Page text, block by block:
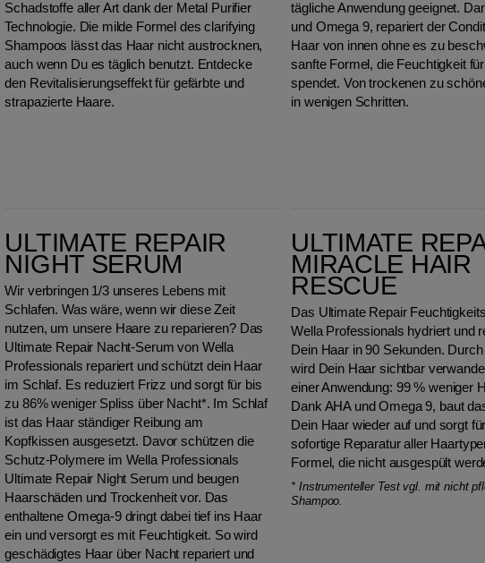
Schadstoffe aller Art dank der Metal Purifier
Technologie. Die milde Formel des clarifying
Shampoos lässt das Haar nicht austrocknen,
auch wenn Du es täglich benutzt. Entdecke
den Revitalisierungseffekt für gefärbte und
strapazierte Haare.
tägliche Anwendung geeignet.
und Omega 9, repariert der
Haar von innen ohne es zu
sanfte Formel, die Feuchtigkeit
spendet. Von trockenen zu
in wenigen Schritten.
ULTIMATE REPAIR
NIGHT SERUM
Wir verbringen 1/3 unseres Lebens mit
Schlafen. Was wäre, wenn wir diese Zeit
nutzen, um unsere Haare zu reparieren? Das
Ultimate Repair Nacht-Serum von Wella
Professionals repariert und schützt dein Haar
im Schlaf. Es reduziert Frizz und sorgt für bis
zu 86% weniger Spliss über Nacht*. Im Schlaf
ist das Haar ständiger Reibung am
Kopfkissen ausgesetzt. Davor schützen die
Schutz-Polymere im Wella Professionals
Ultimate Repair Night Serum und beugen
Haarschäden und Trockenheit vor. Das
enthaltene Omega-9 dringt dabei tief ins Haar
ein und versorgt es mit Feuchtigkeit. So wird
geschädigtes Haar über Nacht repariert und
ULTIMATE
MIRACLE HAIR
RESCUE
Das Ultimate Repair
Wella Professionals hydriert und
Dein Haar in 90 Sekunden.
wird Dein Haar sichtbar
einer Anwendung: 99 % weniger
Dank AHA und Omega 9, baut
Dein Haar wieder auf und sorgt
sofortige Reparatur aller
Formel, die nicht ausgespült
* Instrumenteller Test vgl. mit nicht
Shampoo.